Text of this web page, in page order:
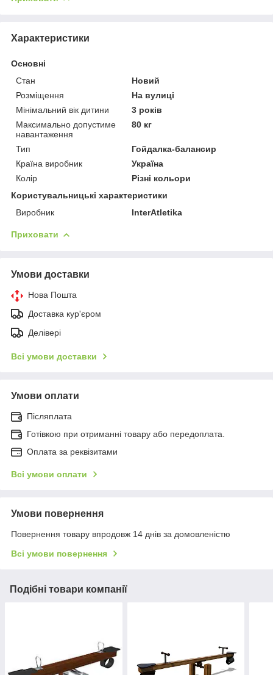
Характеристики
Основні
Стан
Новий
Розміщення
На вулиці
Мінімальний вік дитини
3 років
Максимально допустиме
навантаження
80 кг
Тип
Гойдалка-балансир
Країна виробник
Україна
Колір
Різні кольори
Користувальницькі характеристики
Виробник
InterAtletika
Приховати
Умови доставки
Нова Пошта
Доставка кур'єром
Делівері
Всі умови доставки
Умови оплати
Післяплата
Готівкою при отриманні товару або передоплата.
Оплата за реквізитами
Всі умови оплати
Умови повернення
Повернення товару впродовж 14 днів за домовленістю
Всі умови повернення
Подібні товари компанії